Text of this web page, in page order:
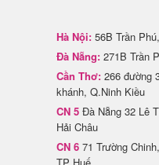
Hà Nội: 56B Trần
Đà Nẵng: 271B Trần
Cần Thơ: 266 đường
khánh, Q.Ninh Kiều
CN 5 Đà Nẵng 32 Lê
Hải Châu
CN 6 71 Trường